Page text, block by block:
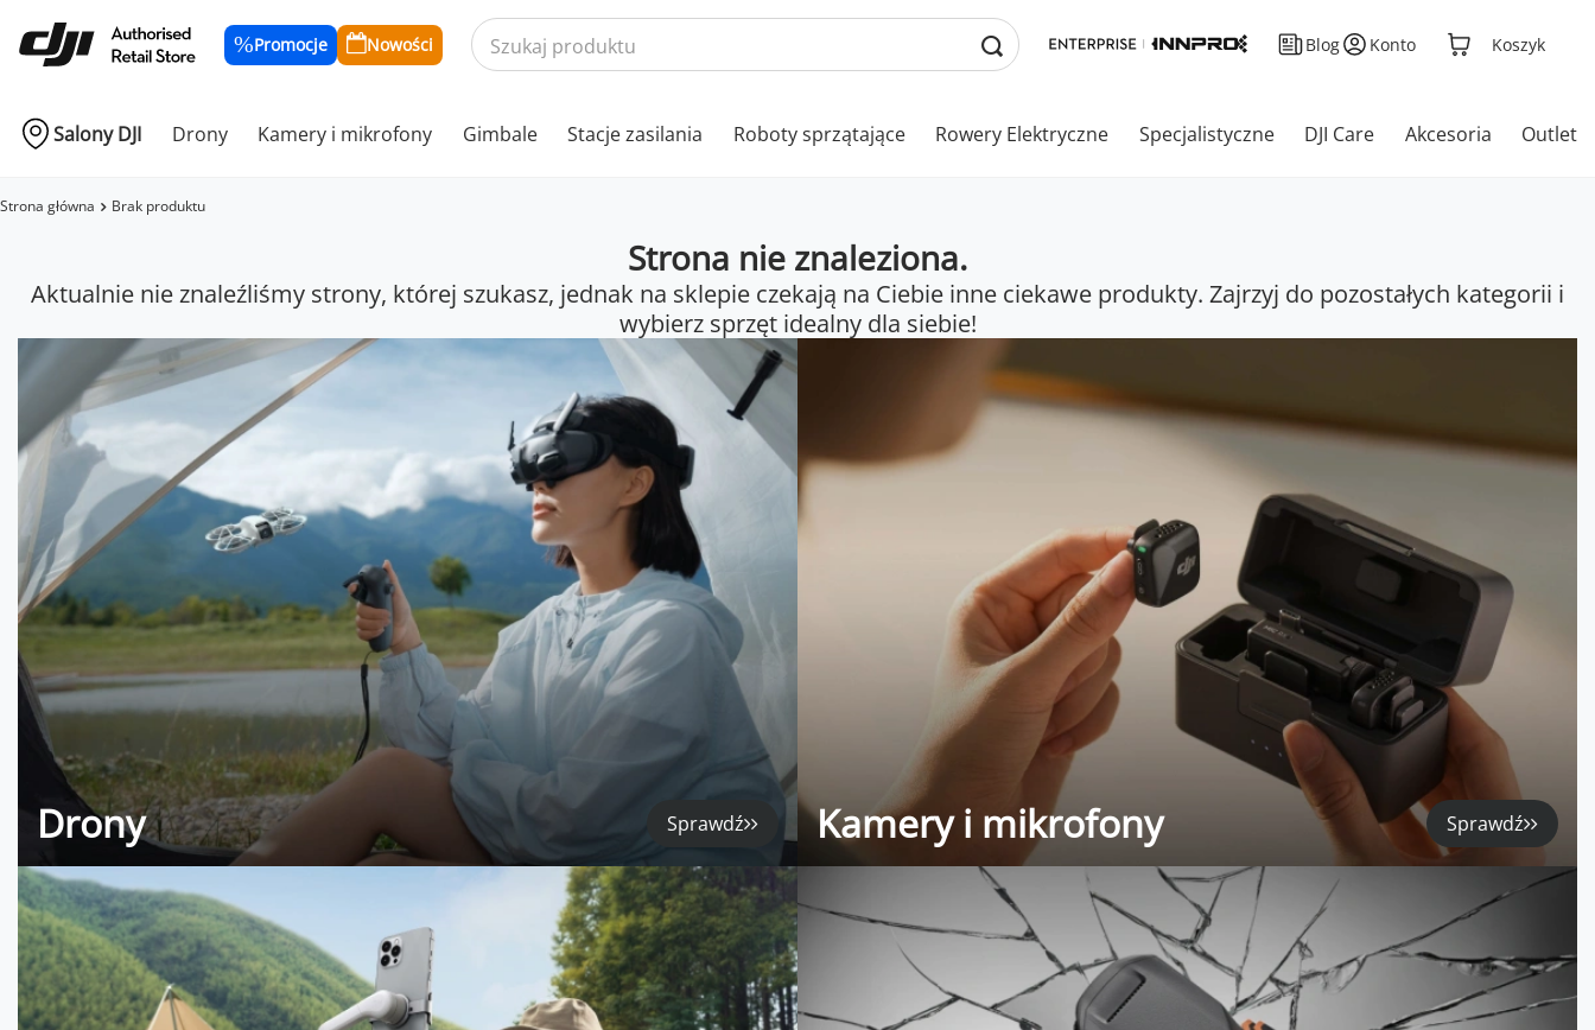
Promocje Nowości Blog Konto Koszyk
Salony DJI Drony Kamery i mikrofony Gimbale Stacje zasilania Roboty sprzątające Rowery Elektryczne Specjalistyczne DJI Care Akcesoria Outlet
Strona główna Brak produktu
Strona nie znaleziona.
Aktualnie nie znaleźliśmy strony, której szukasz, jednak na sklepie czekają na Ciebie inne ciekawe produkty. Zajrzyj do pozostałych kategorii i
wybierz sprzęt idealny dla siebie!
Drony Sprawdź Kamery i mikrofony Sprawdź